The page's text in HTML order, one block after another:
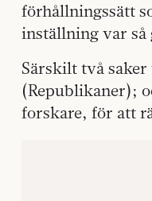
förhållningssätt
inställning var så
Särskilt två
(Republikaner);
forskare, för att